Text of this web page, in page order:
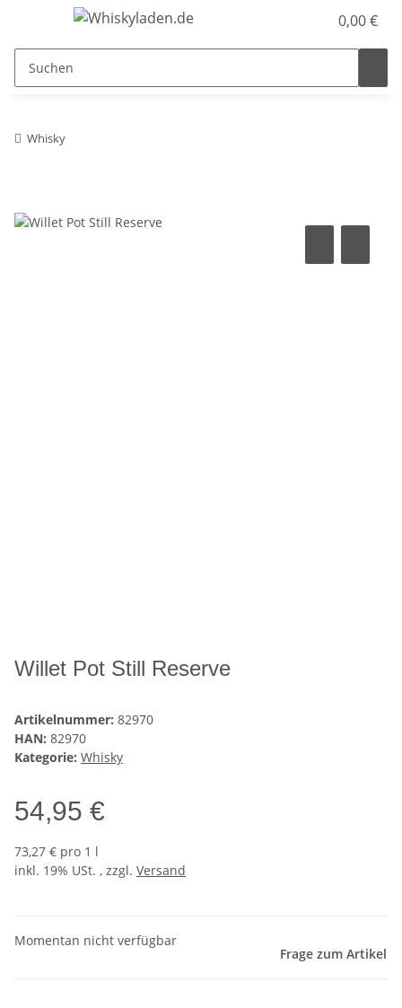
0,00 €
Whisky
Willet Pot Still Reserve
Artikelnummer: 82970
HAN: 82970
Kategorie: Whisky
54,95 €
73,27 € pro 1 l
inkl. 19% USt. , zzgl. Versand
Momentan nicht verfügbar
Frage zum Artikel